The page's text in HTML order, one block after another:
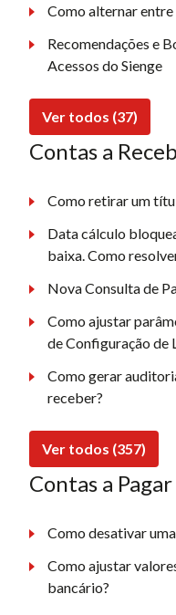
Como alternar entre
Recomendações e
Acessos do Sienge
Ver todos (37)
Contas a
Como retirar um
Data cálculo
baixa. Como
Nova Consulta de
Como ajustar
de Configuração de
Como gerar
receber?
Ver todos (357)
Contas a Pagar
Como desativar
Como ajustar
bancário?